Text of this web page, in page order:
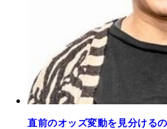
直前のオッズ変動を見分ける